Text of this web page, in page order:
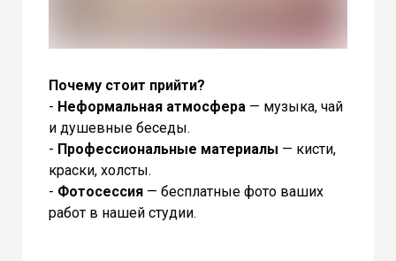
Почему стоит прийти?
- Неформальная атмосфера — музыка, чай
и душевные беседы.
- Профессиональные материалы — кисти,
краски, холсты.
- Фотосессия — бесплатные фото ваших
работ в нашей студии.